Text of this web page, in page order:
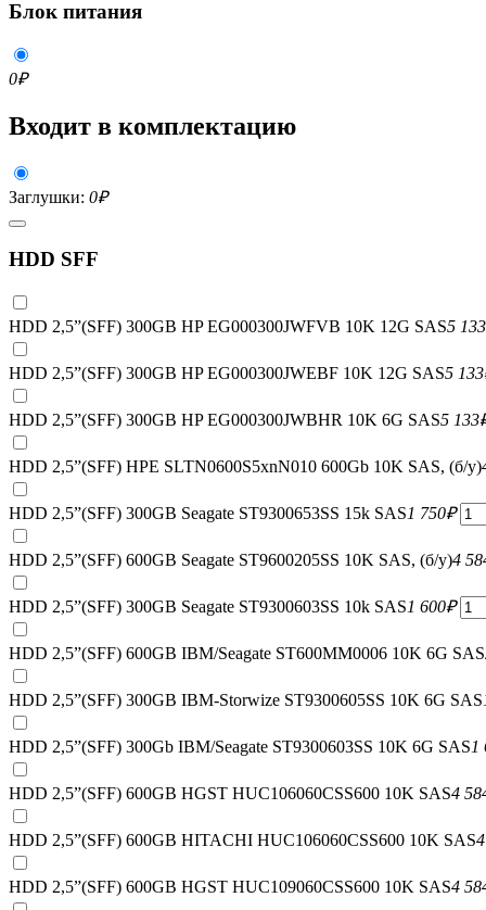
Блок питания
0₽
Входит в комплектацию
Заглушки: 0₽
HDD SFF
HDD 2,5”(SFF) 300GB HP EG000300JWFVB 10K 12G SAS5 133
HDD 2,5”(SFF) 300GB HP EG000300JWEBF 10K 12G SAS5 133
HDD 2,5”(SFF) 300GB HP EG000300JWBHR 10K 6G SAS5 133
HDD 2,5”(SFF) HPE SLTN0600S5xnN010 600Gb 10K SAS, (б/у)
HDD 2,5”(SFF) 300GB Seagate ST9300653SS 15k SAS1 750₽
HDD 2,5”(SFF) 600GB Seagate ST9600205SS 10K SAS, (б/у)4
HDD 2,5”(SFF) 300GB Seagate ST9300603SS 10k SAS1 600₽
HDD 2,5”(SFF) 600GB IBM/Seagate ST600MM0006 10K 6G SAS
HDD 2,5”(SFF) 300GB IBM-Storwize ST9300605SS 10K 6G SAS
HDD 2,5”(SFF) 300Gb IBM/Seagate ST9300603SS 10K 6G SAS1
HDD 2,5”(SFF) 600GB HGST HUC106060CSS600 10K SAS4
HDD 2,5”(SFF) 600GB HITACHI HUC106060CSS600 10K SAS
HDD 2,5”(SFF) 600GB HGST HUC109060CSS600 10K SAS4